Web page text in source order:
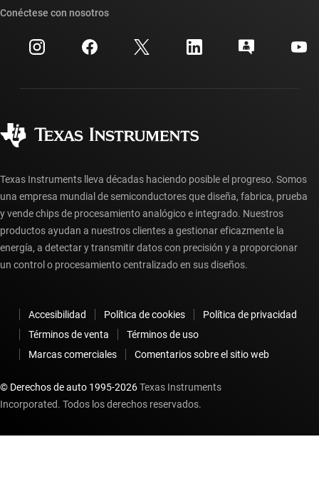
Eventos
Relaciones con los inversionistas
Búsqueda de referencias cruzadas
Centro de atención al cliente
Preguntas frecuentes sobre la cuenta myTI
Preguntas frecuentes sobre pedidos
Conéctese con nosotros
Texas Instruments lleva décadas haciendo posible el progreso. Somos
una empresa mundial de semiconductores que diseña, fabrica, prueba
y vende chips de procesamiento analógico e integrado. Nuestros
productos ayudan a nuestros clientes a gestionar eficazmente la
energía, a detectar y transmitir datos con precisión y a proporcionar
un control o procesamiento centralizado en sus diseños.
Accesibilidad Política de cookies
Política de privacidad
Términos de venta
Términos de uso
Marcas comerciales
Comentarios sobre el sitio web
© Derechos de auto 1995-2026Texas Instruments
Incorporated. Todos los derechos reservados.